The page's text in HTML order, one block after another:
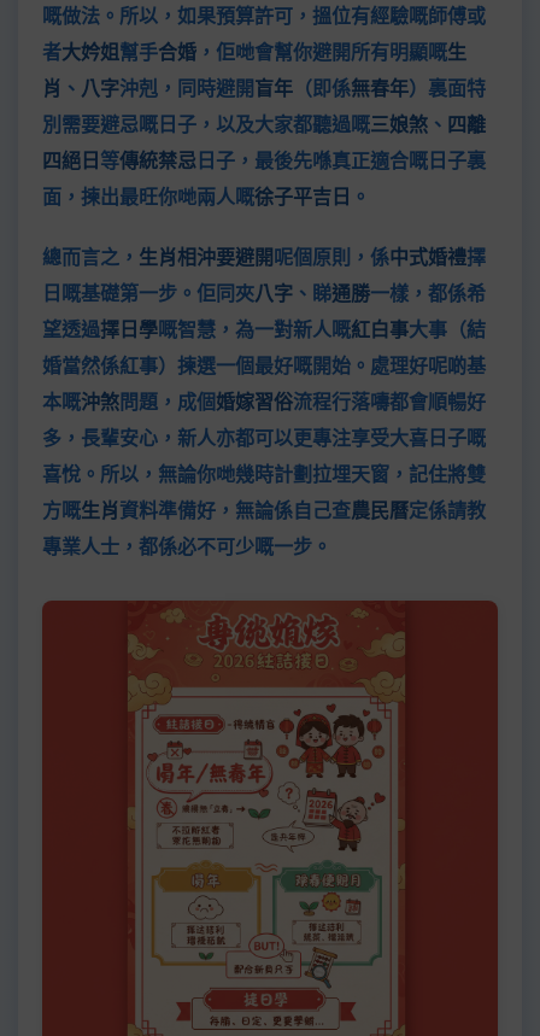
嘅做法。所以，如果預算許可，搵位有經驗嘅師傅或
者大妗姐幫手合婚 ，佢哋會幫你避開所有明顯嘅生
肖 、 八字沖剋，同時避開盲年 （即係無春年）裏面特
別需要避忌嘅日子，以及大家都聽過嘅三娘煞 、 四離
四絕日等傳統禁忌日子，最後先喺真正適合嘅日子裏
面，揀出最旺你哋兩人嘅徐子平吉日 。
總而言之， 生肖相沖要避開呢個原則，係中式婚禮擇
日嘅基礎第一步。佢同夾八字 、睇通勝一樣，都係希
望透過擇日學嘅智慧，為一對新人嘅紅白事大事（結
婚當然係紅事）揀選一個最好嘅開始。處理好呢啲基
本嘅沖煞問題，成個婚嫁習俗流程行落嚋都會順暢好
多，長輩安心，新人亦都可以更專注享受大喜日子嘅
喜悅。所以，無論你哋幾時計劃拉埋天窗，記住將雙
方嘅生肖資料準備好，無論係自己查農民曆定係請教
專業人士，都係必不可少嘅一步。